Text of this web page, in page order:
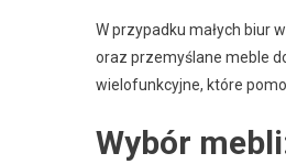
W przypadku małych biur
oraz przemyślane meble
wielofunkcyjne, które
Wybór